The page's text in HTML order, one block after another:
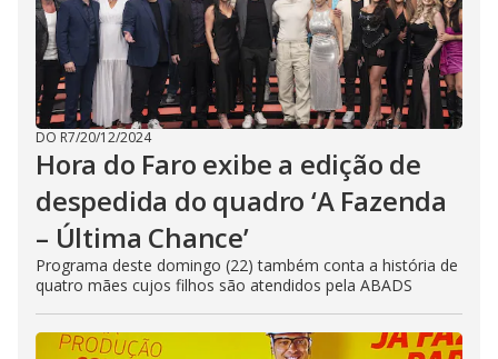
DO R7/20/12/2024
Hora do Faro exibe a edição de
despedida do quadro ‘A Fazenda
– Última Chance’
Programa deste domingo (22) também conta a história de
quatro mães cujos filhos são atendidos pela ABADS